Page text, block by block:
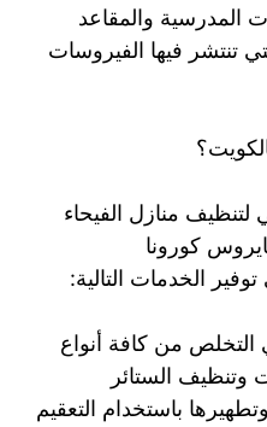
المدرسية والمقاعد
تنتشر فيها الفيروسات
منازل الفيحاء
كورونا
الخدمات التالية:
التخلص من كافة أنواع
وتنظيف الستائر
باستخدام التعقيم